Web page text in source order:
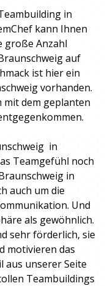
in
kann Ihnen
große Anzahl
auf
ist hier ein
vorhanden.
mit dem geplanten
in
Teamgefühl noch
in
auch um die
Und
als gewöhnlich.
sehr förderlich, sie
motivieren das
aus unserer Seite
Teambuildings